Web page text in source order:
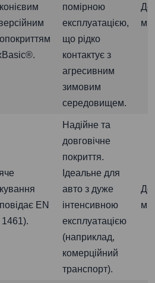
помірною
експлуатацією,
що рідко
контактує з
агресивним
зимовим
середовищем.
До
EN
1461).
Надійне та
довговічне
покриття.
Ідеальне для
авто з дуже
інтенсивною
експлуатацією
(наприклад,
комерційний
транспорт).
До